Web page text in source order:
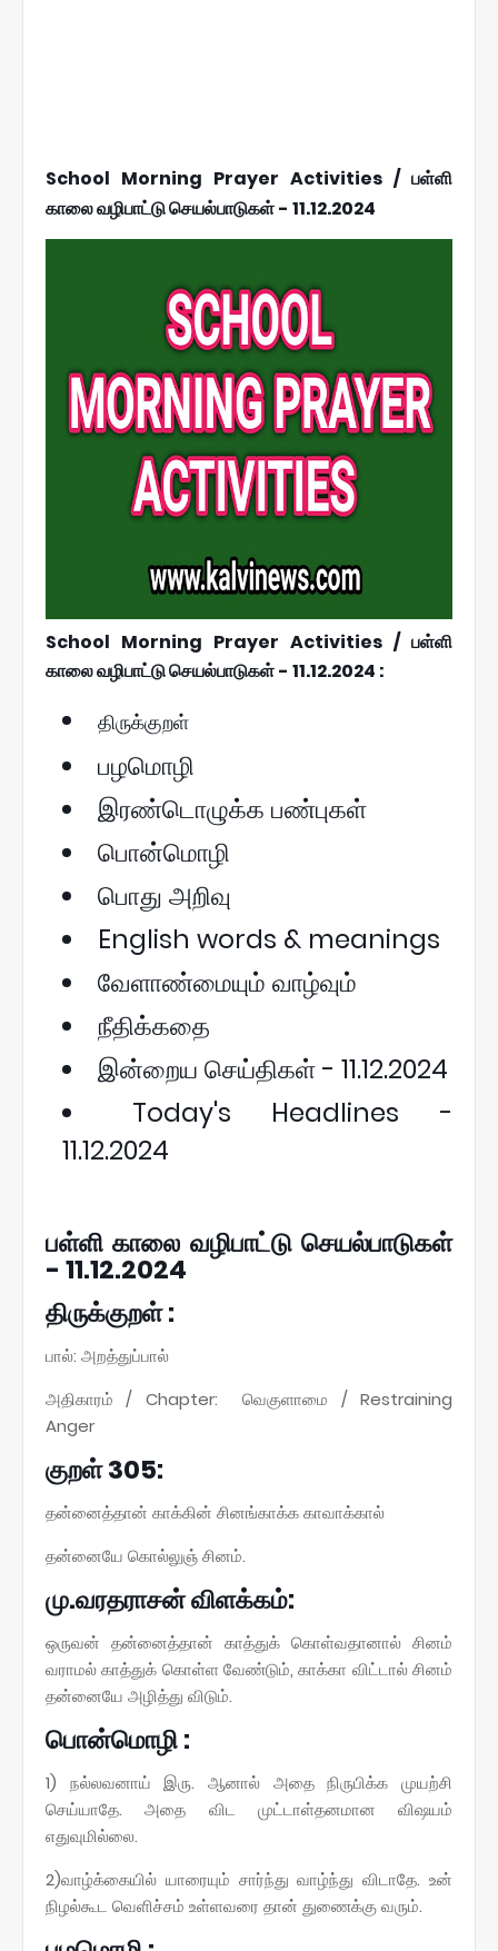
School Morning Prayer Activities / பள்ளி
காலை வழிபாட்டு செயல்பாடுகள் - 11.12.2024
School Morning Prayer Activities / பள்ளி
காலை வழிபாட்டு செயல்பாடுகள் - 11.12.2024 :
திருக்குறள்
பழமொழி
இரண்டொழுக்க பண்புகள்
பொன்மொழி
பொது அறிவு
English words & meanings
வேளாண்மையும் வாழ்வும்
நீதிக்கதை
இன்றைய செய்திகள் - 11.12.2024
Today's Headlines -
11.12.2024
பள்ளி காலை வழிபாட்டு செயல்பாடுகள்
- 11.12.2024
திருக்குறள் :
பால்: அறத்துப்பால்
அதிகாரம் / Chapter: வெகுளாமை / Restraining
Anger
குறள் 305:
தன்னைத்தான் காக்கின் சினங்காக்க காவாக்கால்
தன்னையே கொல்லுஞ் சினம்.
மு.வரதராசன் விளக்கம்:
ஒருவன் தன்னைத்தான் காத்துக் கொள்வதானால் சினம்
வராமல் காத்துக் கொள்ள வேண்டும், காக்கா விட்டால் சினம்
தன்னையே அழித்து விடும்.
பொன்மொழி :
1) நல்லவனாய் இரு. ஆனால் அதை நிருபிக்க முயற்சி
செய்யாதே. அதை விட முட்டாள்தனமான விஷயம்
எதுவுமில்லை.
2)வாழ்க்கையில் யாரையும் சார்ந்து வாழ்ந்து விடாதே. உன்
நிழல்கூட வெளிச்சம் உள்ளவரை தான் துணைக்கு வரும்.